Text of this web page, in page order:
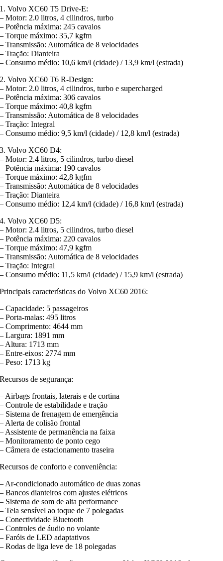
1. Volvo XC60 T5 Drive-E:
– Motor: 2.0 litros, 4 cilindros, turbo
– Potência máxima: 245 cavalos
– Torque máximo: 35,7 kgfm
– Transmissão: Automática de 8 velocidades
– Tração: Dianteira
– Consumo médio: 10,6 km/l (cidade) / 13,9 km/l (estrada)
2. Volvo XC60 T6 R-Design:
– Motor: 2.0 litros, 4 cilindros, turbo e supercharged
– Potência máxima: 306 cavalos
– Torque máximo: 40,8 kgfm
– Transmissão: Automática de 8 velocidades
– Tração: Integral
– Consumo médio: 9,5 km/l (cidade) / 12,8 km/l (estrada)
3. Volvo XC60 D4:
– Motor: 2.4 litros, 5 cilindros, turbo diesel
– Potência máxima: 190 cavalos
– Torque máximo: 42,8 kgfm
– Transmissão: Automática de 8 velocidades
– Tração: Dianteira
– Consumo médio: 12,4 km/l (cidade) / 16,8 km/l (estrada)
4. Volvo XC60 D5:
– Motor: 2.4 litros, 5 cilindros, turbo diesel
– Potência máxima: 220 cavalos
– Torque máximo: 47,9 kgfm
– Transmissão: Automática de 8 velocidades
– Tração: Integral
– Consumo médio: 11,5 km/l (cidade) / 15,9 km/l (estrada)
Principais características do Volvo XC60 2016:
– Capacidade: 5 passageiros
– Porta-malas: 495 litros
– Comprimento: 4644 mm
– Largura: 1891 mm
– Altura: 1713 mm
– Entre-eixos: 2774 mm
– Peso: 1713 kg
Recursos de segurança:
– Airbags frontais, laterais e de cortina
– Controle de estabilidade e tração
– Sistema de frenagem de emergência
– Alerta de colisão frontal
– Assistente de permanência na faixa
– Monitoramento de ponto cego
– Câmera de estacionamento traseira
Recursos de conforto e conveniência:
– Ar-condicionado automático de duas zonas
– Bancos dianteiros com ajustes elétricos
– Sistema de som de alta performance
– Tela sensível ao toque de 7 polegadas
– Conectividade Bluetooth
– Controles de áudio no volante
– Faróis de LED adaptativos
– Rodas de liga leve de 18 polegadas